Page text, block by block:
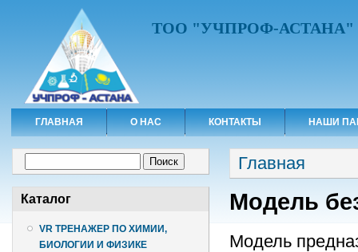
ТОО "УЧПРОФ-АСТАНА"
ГЛАВНАЯ О НАС КОНТАКТЫ НАШИ
Каталог
VR ТРЕНАЖЕР ПО ХИМИИ,
БИОЛОГИИ И ФИЗИКЕ
Вы здесь
Главная
Модель
Модель